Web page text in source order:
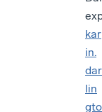
kar
in.
dar
lin
gto